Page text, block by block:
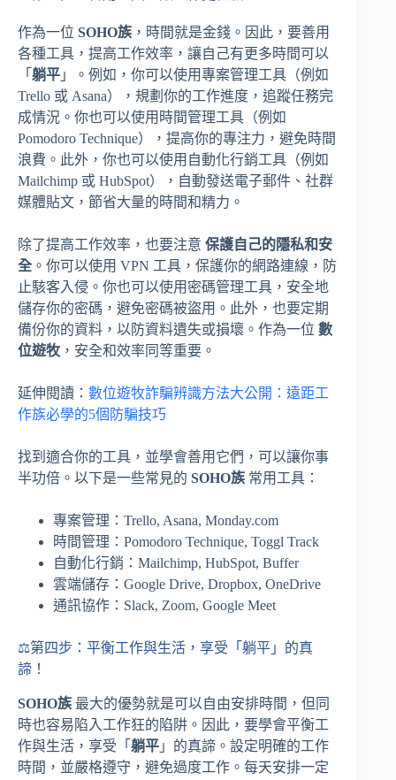
作為一位 SOHO族 ，時間就是金錢。因此，要善用
各種工具，提高工作效率，讓自己有更多時間可以
「 躺平 」。例如，你可以使用專案管理工具（例如
Trello 或 Asana），規劃你的工作進度，追蹤任務完
成情況。你也可以使用時間管理工具（例如
Pomodoro Technique），提高你的專注力，避免時間
浪費。此外，你也可以使用自動化行銷工具（例如
Mailchimp 或 HubSpot），自動發送電子郵件、社群
媒體貼文，節省大量的時間和精力。
除了提高工作效率，也要注意 保護自己的隱私和安
全 。你可以使用 VPN 工具，保護你的網路連線，防
止駭客入侵。你也可以使用密碼管理工具，安全地
儲存你的密碼，避免密碼被盜用。此外，也要定期
備份你的資料，以防資料遺失或損壞。作為一位 數
位遊牧 ，安全和效率同等重要。
延伸閱讀： 數位遊牧詐騙辨識方法大公開：遠距工
作族必學的5個防騙技巧
找到適合你的工具，並學會善用它們，可以讓你事
半功倍。以下是一些常見的 SOHO族 常用工具：
專案管理：Trello, Asana, Monday.com
時間管理：Pomodoro Technique, Toggl Track
自動化行銷：Mailchimp, HubSpot, Buffer
雲端儲存：Google Drive, Dropbox, OneDrive
通訊協作：Slack, Zoom, Google Meet
⚖️第四步：平衡工作與生活，享受「躺平」的真
諦！
SOHO族 最大的優勢就是可以自由安排時間，但同
時也容易陷入工作狂的陷阱。因此，要學會平衡工
作與生活，享受「 躺平 」的真諦。設定明確的工作
時間，並嚴格遵守，避免過度工作。每天安排一定